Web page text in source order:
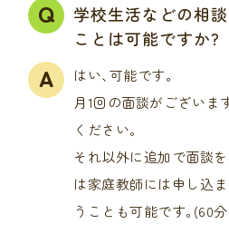
学校生活などの相
ことは可能ですか?
はい､可能です｡
月1回の面談がございま
ください｡
それ以外に追加で面談
は家庭教師には申し込
うことも可能です｡(60